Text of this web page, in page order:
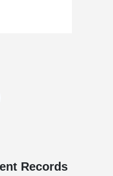
Records